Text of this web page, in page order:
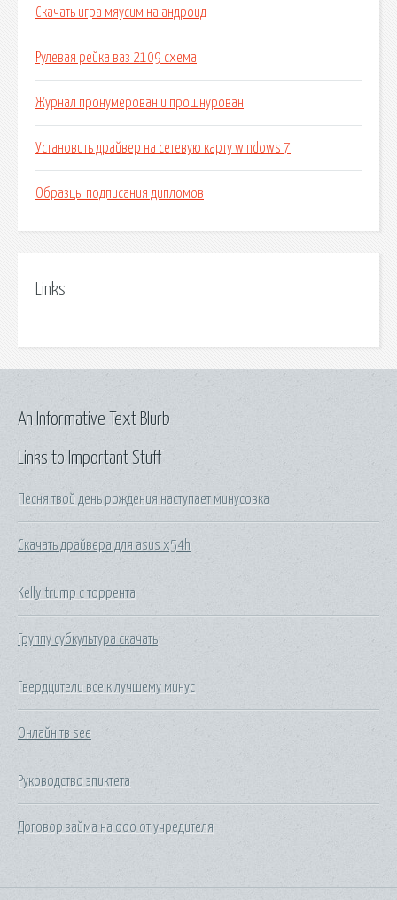
Скачать игра мяусим на андроид
Рулевая рейка ваз 2109 схема
Журнал пронумерован и прошнурован
Установить драйвер на сетевую карту windows 7
Образцы подписания дипломов
Links
Links to Important Stuff
Песня твой день рождения наступает минусовка
Скачать драйвера для asus x54h
Kelly trump с торрента
Группу субкультура скачать
Гвердцители все к лучшему минус
Онлайн тв see
Руководство эпиктета
Договор займа на ооо от учредителя
An Informative Text Blurb